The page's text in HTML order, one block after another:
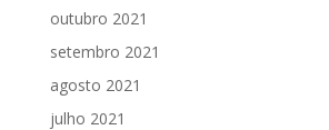
outubro 2021
setembro 2021
agosto 2021
julho 2021